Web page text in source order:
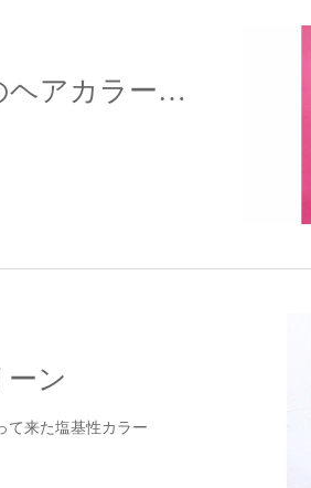
アクセサリーとしてのヘアカラー提案
ン
て来た塩基性カラー